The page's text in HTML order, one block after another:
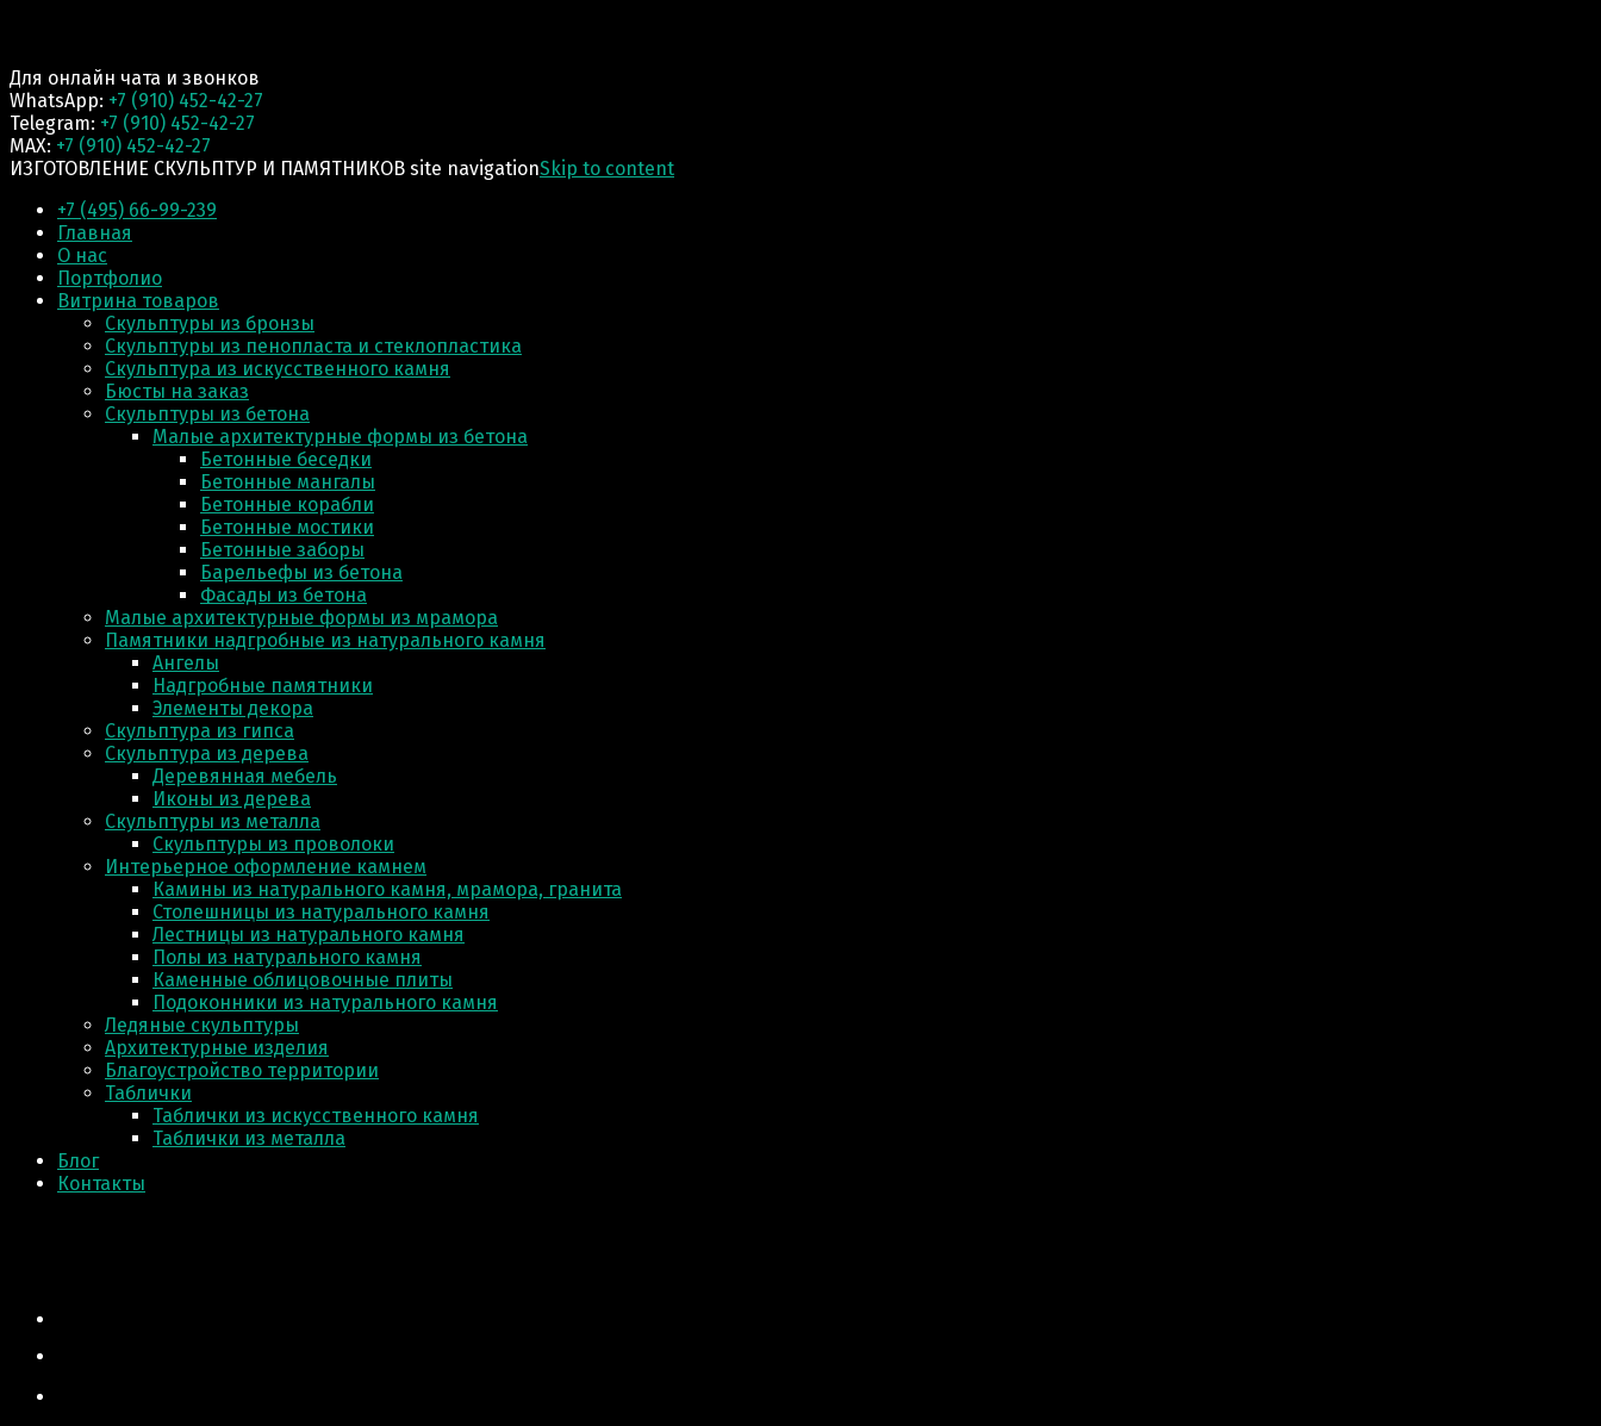
Для онлайн чата и звонков
WhatsApp: +7 (910) 452-42-27
Telegram: +7 (910) 452-42-27
MAX: +7 (910) 452-42-27
ИЗГОТОВЛЕНИЕ СКУЛЬПТУР И ПАМЯТНИКОВ site navigationSkip to content
+7 (495) 66-99-239
Главная
О нас
Портфолио
Витрина товаров
Скульптуры из бронзы
Скульптуры из пенопласта и стеклопластика
Скульптура из искусственного камня
Бюсты на заказ
Скульптуры из бетона
Малые архитектурные формы из бетона
Бетонные беседки
Бетонные мангалы
Бетонные корабли
Бетонные мостики
Бетонные заборы
Барельефы из бетона
Фасады из бетона
Малые архитектурные формы из мрамора
Памятники надгробные из натурального камня
Ангелы
Надгробные памятники
Элементы декора
Скульптура из гипса
Скульптура из деревa
Деревянная мебель
Иконы из дерева
Скульптуры из металла
Скульптуры из проволоки
Интерьерное оформление камнем
Камины из натурального камня, мрамора, гранита
Столешницы из натурального камня
Лестницы из натурального камня
Полы из натурального камня
Каменные облицовочные плиты
Подоконники из натурального камня
Ледяные скульптуры
Архитектурные изделия
Благоустройство территории
Таблички
Таблички из искусственного камня
Таблички из металла
Блог
Контакты